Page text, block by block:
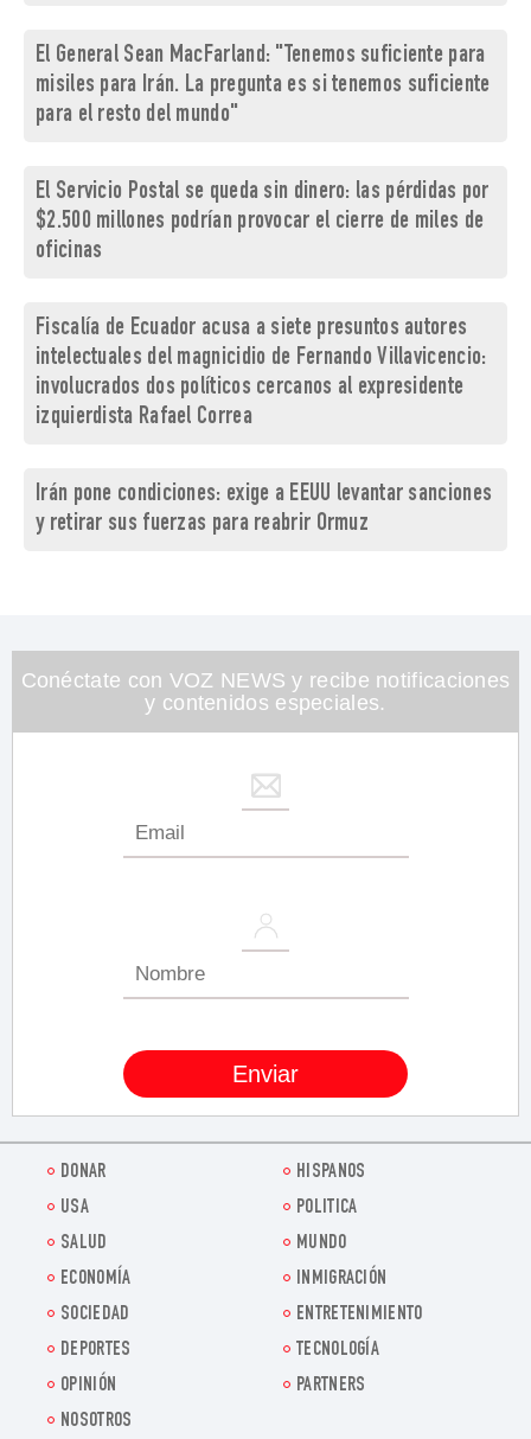
El General Sean MacFarland: "Tenemos suficiente para
misiles para Irán. La pregunta es si tenemos suficiente
para el resto del mundo"
El Servicio Postal se queda sin dinero: las pérdidas por
$2.500 millones podrían provocar el cierre de miles de
oficinas
Fiscalía de Ecuador acusa a siete presuntos autores
intelectuales del magnicidio de Fernando Villavicencio:
involucrados dos políticos cercanos al expresidente
izquierdista Rafael Correa
Irán pone condiciones: exige a EEUU levantar sanciones
y retirar sus fuerzas para reabrir Ormuz
Conéctate con VOZ NEWS y recibe notificaciones
y contenidos especiales.
DONAR
HISPANOS
USA
POLITICA
SALUD
MUNDO
ECONOMÍA
INMIGRACIÓN
SOCIEDAD
ENTRETENIMIENTO
DEPORTES
TECNOLOGÍA
OPINIÓN
PARTNERS
NOSOTROS